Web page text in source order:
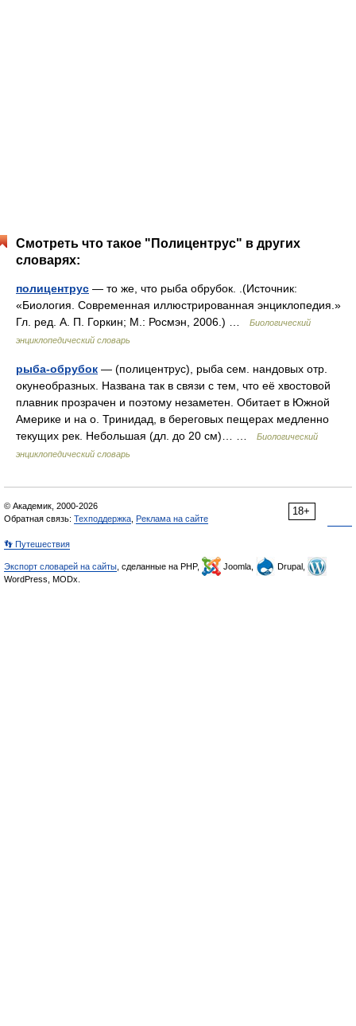
Смотреть что такое "Полицентрус" в других
словарях:
полицентрус — то же, что рыба обрубок. .(Источник:
«Биология. Современная иллюстрированная энциклопедия.»
Гл. ред. А. П. Горкин; М.: Росмэн, 2006.) …
Биологический
энциклопедический словарь
рыба-обрубок — (полицентрус), рыба сем. нандовых отр.
окунеобразных. Названа так в связи с тем, что её хвостовой
плавник прозрачен и поэтому незаметен. Обитает в Южной
Америке и на о. Тринидад, в береговых пещерах медленно
текущих рек. Небольшая (дл. до 20 см)… …
Биологический
энциклопедический словарь
18+
© Академик, 2000-2026
Обратная связь: Техподдержка Реклама на сайте
👣 Путешествия
Экспорт словарей на сайты , сделанные на PHP, Joomla,
Drupal,
WordPress, MODx.